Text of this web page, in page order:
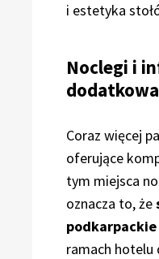
i estetyka
Noclegi i
dodatkowa
Coraz więcej
oferujące
tym miejsca
oznacza to, że
podkarpackie
ramach hotelu